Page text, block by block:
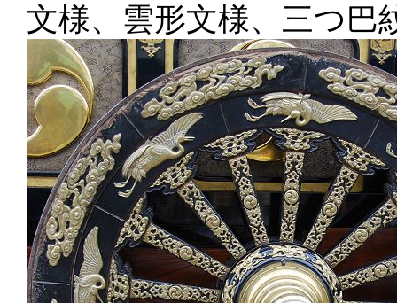
文様、雲形文様、三つ巴